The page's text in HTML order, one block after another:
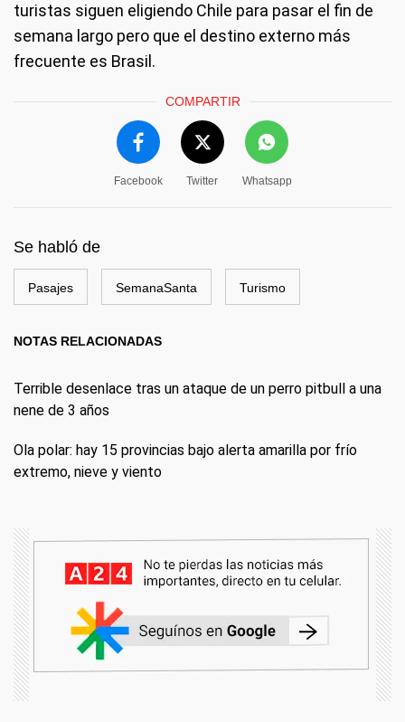
turistas siguen eligiendo Chile para pasar el fin de
semana largo pero que el destino externo más
frecuente es Brasil.
COMPARTIR
Facebook Twitter Whatsapp
Se habló de
Pasajes SemanaSanta Turismo
NOTAS RELACIONADAS
Terrible desenlace tras un ataque de un perro pitbull a una
nene de 3 años
Ola polar: hay 15 provincias bajo alerta amarilla por frío
extremo, nieve y viento